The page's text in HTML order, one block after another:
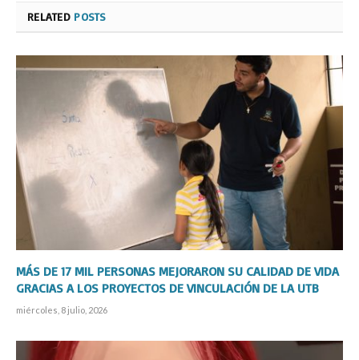
RELATED POSTS
MÁS DE 17 MIL PERSONAS MEJORARON SU CALIDAD DE VIDA
GRACIAS A LOS PROYECTOS DE VINCULACIÓN DE LA UTB
miércoles, 8 julio, 2026